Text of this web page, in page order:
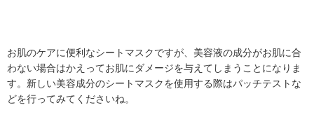
お肌のケアに便利なシートマスクですが、美容液の成分がお肌に合
わない場合はかえってお肌にダメージを与えてしまうことになりま
す。新しい美容成分のシートマスクを使用する際はパッチテストな
どを行ってみてくださいね。